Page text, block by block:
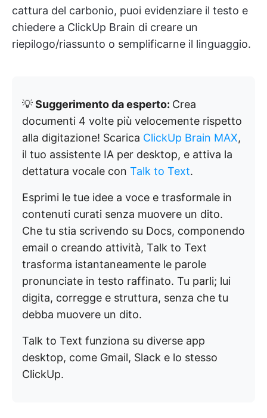
cattura del carbonio, puoi evidenziare il testo e
chiedere a ClickUp Brain di creare un
riepilogo/riassunto o semplificarne il linguaggio.
💡Suggerimento da esperto: Crea
documenti 4 volte più velocemente rispetto
alla digitazione! Scarica ClickUp Brain MAX,
il tuo assistente IA per desktop, e attiva la
dettatura vocale con Talk to Text.
Esprimi le tue idee a voce e trasformale in
contenuti curati senza muovere un dito.
Che tu stia scrivendo su Docs, componendo
email o creando attività, Talk to Text
trasforma istantaneamente le parole
pronunciate in testo raffinato. Tu parli; lui
digita, corregge e struttura, senza che tu
debba muovere un dito.
Talk to Text funziona su diverse app
desktop, come Gmail, Slack e lo stesso
ClickUp.